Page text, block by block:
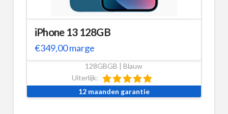
iPhone 13 128GB
€349,00marge
128GBGB | Blauw
Uiterlijk:
12 maanden garantie